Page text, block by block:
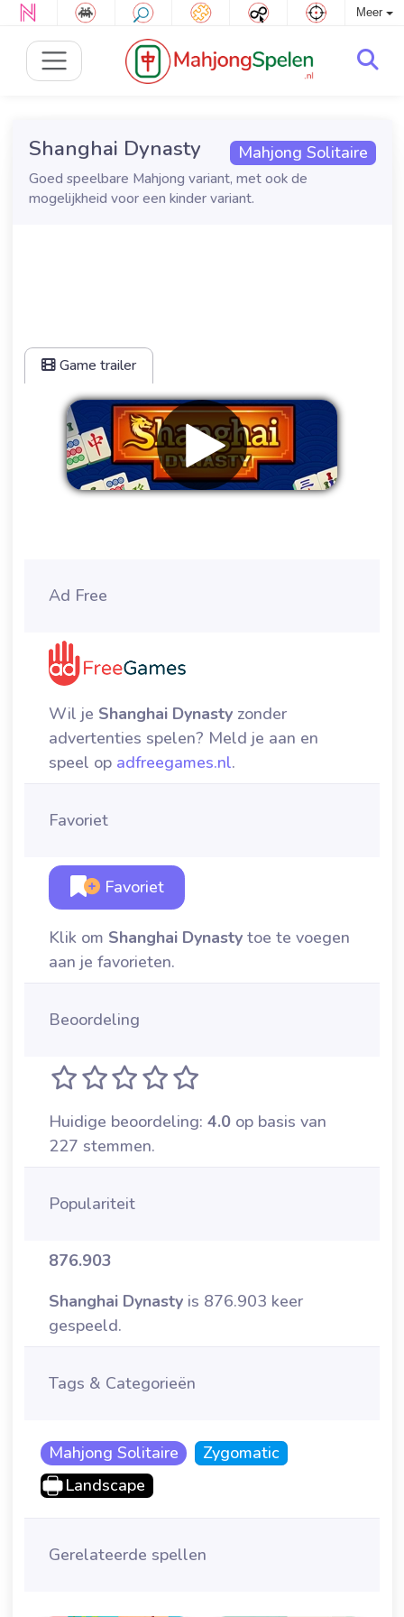
Meer
Mahjong Solitaire
Shanghai Dynasty
Goed speelbare Mahjong variant, met ook de
mogelijkheid voor een kinder variant.
Game trailer
Ad Free
Wil je Shanghai Dynasty zonder
advertenties spelen? Meld je aan en
speel op adfreegames.nl.
Favoriet
Favoriet
Klik om Shanghai Dynasty toe te voegen
aan je favorieten.
Beoordeling
Huidige beoordeling: 4.0 op basis van
227 stemmen.
Populariteit
876.903
Shanghai Dynasty is 876.903 keer
gespeeld.
Tags & Categorieën
Mahjong Solitaire
Zygomatic
Landscape
Gerelateerde spellen